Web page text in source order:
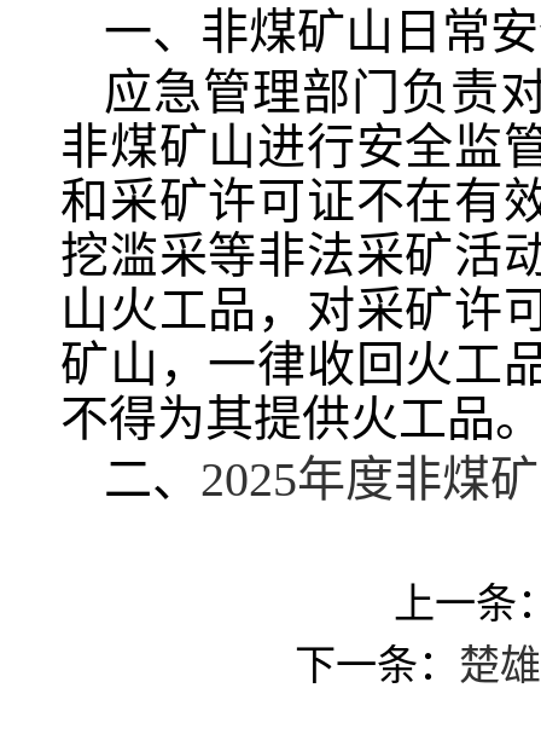
一、非煤矿山日常
应急管理部门负责
非煤矿山进行安全监
和采矿许可证不在有
挖滥采等非法采矿活
山火工品，对采矿许
矿山，一律收回火工
不得为其提供火工品
二、 2025年度非煤
上一条
下一条： 楚